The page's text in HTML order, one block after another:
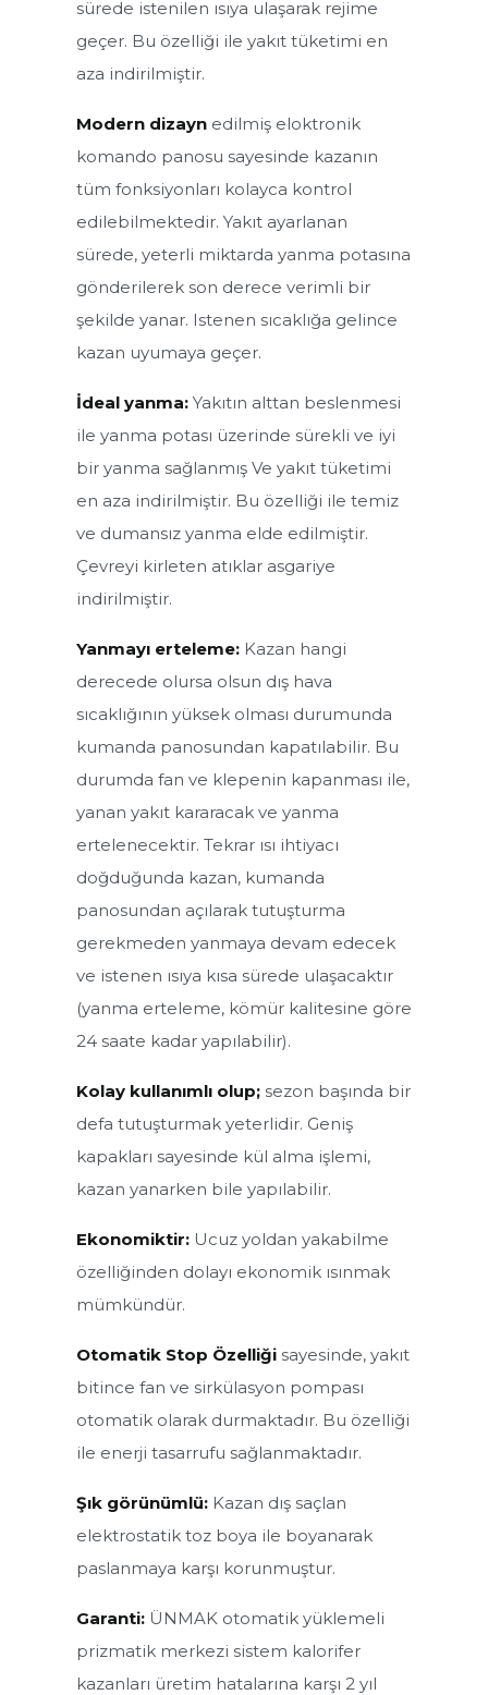
Pelet Yakıtlı Kazanlar
Kombiler
Kat Kaloriferleri
Merkezi Sistem Kazanlar
ÜKYP/Y Serisi Merkezi Sistem Otomatik Yüklemeli Prizmatik
ÜKYP/YP Serisi Merkezi Sistem Otomatik Yüklemeli Prizmatik
Pelet Kazanlar
ÜKYS/3G Serisi Merkezi Sistem Silindirik Kazanlar
ÜKYS/3G-Y Serisi Merkezi Sistem Otomatik Yüklemeli Silindirik
ÜKYS Serisi Merkezi Sistem İki Geçişli Silindirik Kazanlar
ÜKYS/Y Serisi Merkezi Sistem İki Geçişli Otomatik Yüklemeli
sürede istenilen ısıya ulaşarak rejime
geçer. Bu özelliği ile yakıt tüketimi en
aza indirilmiştir.
Modern dizayn edilmiş eloktronik
komando panosu sayesinde kazanın
tüm fonksiyonları kolayca kontrol
edilebilmektedir. Yakıt ayarlanan
sürede, yeterli miktarda yanma potasına
gönderilerek son derece verimli bir
şekilde yanar. Istenen sıcaklığa gelince
kazan uyumaya geçer.
İdeal yanma: Yakıtın alttan beslenmesi
ile yanma potası üzerinde sürekli ve iyi
bir yanma sağlanmış Ve yakıt tüketimi
en aza indirilmiştir. Bu özelliği ile temiz
ve dumansız yanma elde edilmiştir.
Çevreyi kirleten atıklar asgariye
indirilmiştir.
Yanmayı erteleme: Kazan hangi
derecede olursa olsun dış hava
sıcaklığının yüksek olması durumunda
kumanda panosundan kapatılabilir. Bu
durumda fan ve klepenin kapanması ile,
yanan yakıt kararacak ve yanma
ertelenecektir. Tekrar ısı ihtiyacı
doğduğunda kazan, kumanda
panosundan açılarak tutuşturma
gerekmeden yanmaya devam edecek
ve istenen ısıya kısa sürede ulaşacaktır
(yanma erteleme, kömür kalitesine göre
24 saate kadar yapılabilir).
Kolay kullanımlı olup; sezon başında bir
defa tutuşturmak yeterlidir. Geniş
kapakları sayesinde kül alma işlemi,
kazan yanarken bile yapılabilir.
Ekonomiktir: Ucuz yoldan yakabilme
özelliğinden dolayı ekonomik ısınmak
mümkündür.
Otomatik Stop Özelliği sayesinde, yakıt
bitince fan ve sirkülasyon pompası
otomatik olarak durmaktadır. Bu özelliği
ile enerji tasarrufu sağlanmaktadır.
Şık görünümlü: Kazan dış saçlan
elektrostatik toz boya ile boyanarak
paslanmaya karşı korunmuştur.
Garanti: ÜNMAK otomatik yüklemeli
prizmatik merkezi sistem kalorifer
kazanları üretim hatalarına karşı 2 yıl